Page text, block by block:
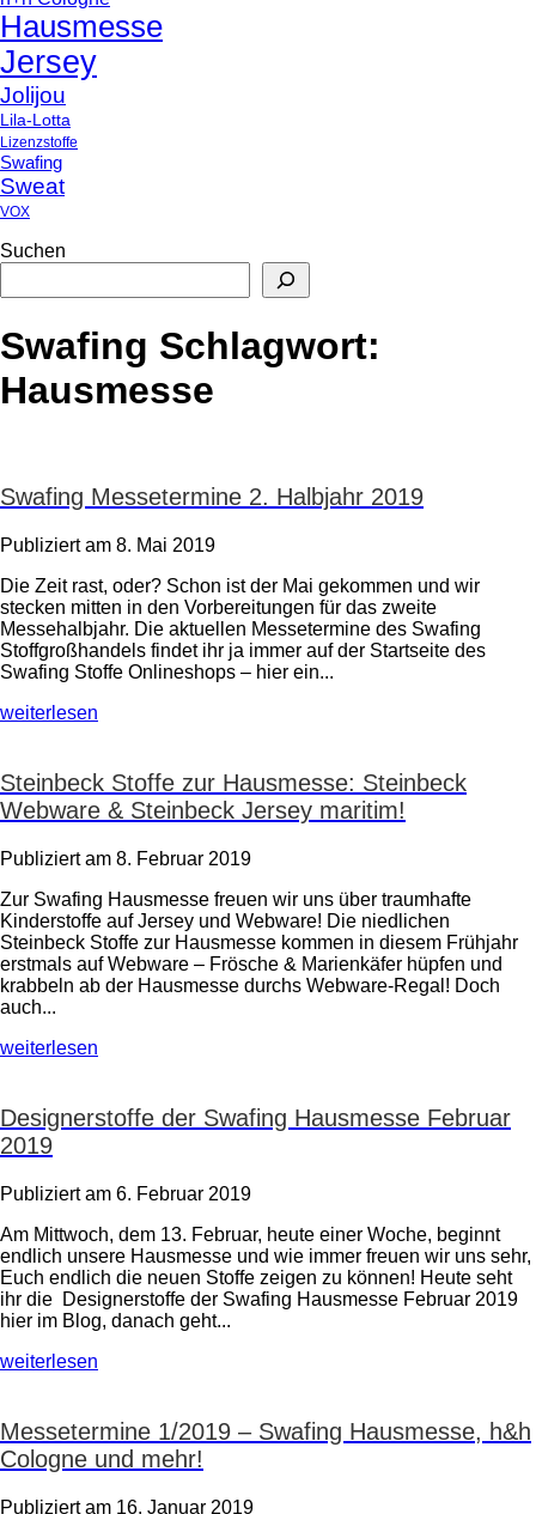
Hausmesse
Jersey
Jolijou
Lila-Lotta
Lizenzstoffe
Swafing
Sweat
VOX
Suchen
Swafing Schlagwort:
Hausmesse
Swafing Messetermine 2. Halbjahr 2019
Publiziert am 8. Mai 2019
Die Zeit rast, oder? Schon ist der Mai gekommen und wir
stecken mitten in den Vorbereitungen für das zweite
Messehalbjahr. Die aktuellen Messetermine des Swafing
Stoffgroßhandels findet ihr ja immer auf der Startseite des
Swafing Stoffe Onlineshops – hier ein...
weiterlesen
Steinbeck Stoffe zur Hausmesse: Steinbeck
Webware & Steinbeck Jersey maritim!
Publiziert am 8. Februar 2019
Zur Swafing Hausmesse freuen wir uns über traumhafte
Kinderstoffe auf Jersey und Webware! Die niedlichen
Steinbeck Stoffe zur Hausmesse kommen in diesem Frühjahr
erstmals auf Webware – Frösche & Marienkäfer hüpfen und
krabbeln ab der Hausmesse durchs Webware-Regal! Doch
auch...
weiterlesen
Designerstoffe der Swafing Hausmesse Februar
2019
Publiziert am 6. Februar 2019
Am Mittwoch, dem 13. Februar, heute einer Woche, beginnt
endlich unsere Hausmesse und wie immer freuen wir uns sehr,
Euch endlich die neuen Stoffe zeigen zu können! Heute seht
ihr die Designerstoffe der Swafing Hausmesse Februar 2019
hier im Blog, danach geht...
weiterlesen
Messetermine 1/2019 – Swafing Hausmesse, h&h
Cologne und mehr!
Publiziert am 16. Januar 2019